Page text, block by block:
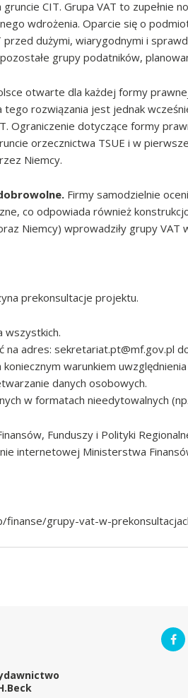
CIT. Grupa VAT to zupełnie
wdrożenia. Oparcie się o
dużymi, wiarygodnymi i
grupy podatników,
otwarte dla każdej formy
rozwiązania jest jednak
Ograniczenie dotyczące formy
orzecznictwa TSUE i w
Niemcy.
Firmy samodzielnie
co odpowiada również
Niemcy) wprowadziły grupy VAT
prekonsultacje projektu.
wszystkich.
na adres: sekretariat.pt@mf.gov.pl
warunkiem
danych osobowych.
w formatach nieedytowalnych
Funduszy i Polityki
internetowej Ministerstwa
grupy-vat-w-